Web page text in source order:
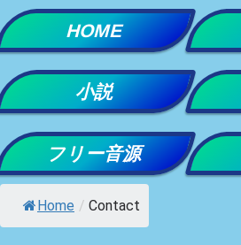
Skip
to
content
HOME
小説
フリー音源
Home / Contact